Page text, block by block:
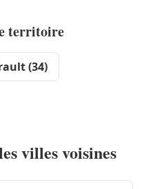
territoire
(34)
villes voisines